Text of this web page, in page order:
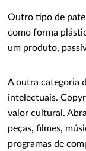
Outro tipo de
como forma
um produto,
A outra categoria
intelectuais.
valor cultural.
peças, filmes,
programas de